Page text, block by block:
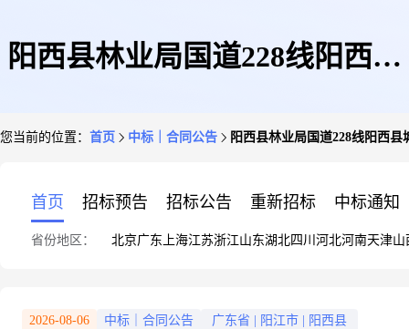
阳西县林业局国道228线阳西县
您当前的位置： 首页 中标｜合同公告 阳西县林业局国道228线阳西
首页 招标预告 招标公告 重新招标 中标通知
省份地区： 北京广东 上海江苏浙江山东湖北四川 河北河南天津山
2026-08-06 中标｜合同公告 广东省 阳江市 阳西县